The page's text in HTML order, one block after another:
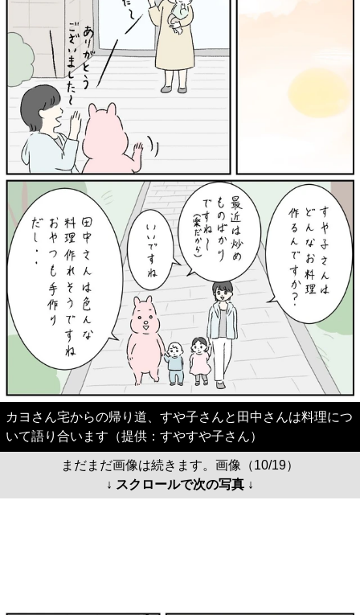
カヨさん宅からの帰り道、すや子さんと田中さんは料理につ
いて語り合います（提供：すやすや子さん）
まだまだ画像は続きます。画像（10/19）
↓ スクロールで次の写真 ↓